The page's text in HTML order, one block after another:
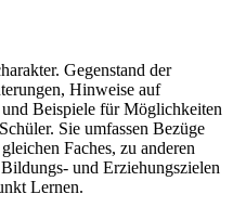
Gegenstand der
Hinweise auf
Beispiele für Möglichkeiten
Sie umfassen Bezüge
Faches, zu anderen
und Erziehungszielen
Lernen.